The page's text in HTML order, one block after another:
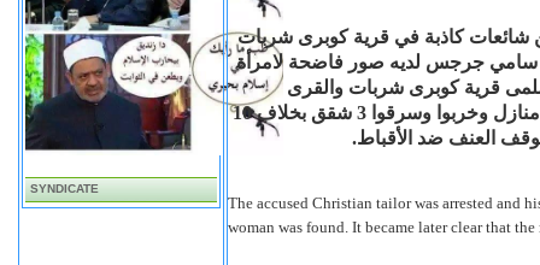
SYNDICATE
المسلمين شائعات كاذبة في قرية كوبرى شربات
سامي جرجس لديه صور فاضحة لامرأة
قرية كوبرى شربات والقرى
المجاورة منازل ومتاجر المسيحيين في القرية و وأحرقوا 3 منازل وخربوا وسرقوا 3 شقق بخلاف 10
العنف ضد الأقباط.
The accused Christian tailor was arrested and
woman was found. It became later clear that